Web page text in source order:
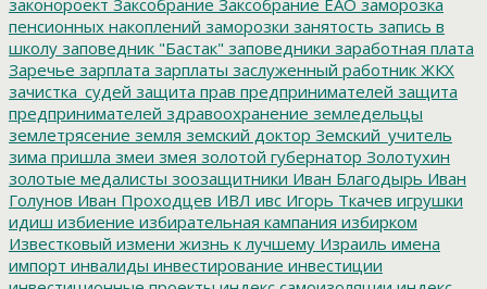
пенсионных накоплений заморозки занятость запись в
школу заповедник "Бастак" заповедники заработная плата
Заречье зарплата зарплаты заслуженный работник ЖКХ
зачистка_судей защита прав предпринимателей защита
предпринимателей здравоохранение земледельцы
землетрясение земля земский доктор Земский_учитель
зима пришла змеи змея золотой губернатор Золотухин
золотые медалисты зоозащитники Иван Благодырь Иван
Голунов Иван Проходцев ИВЛ ивс Игорь Ткачев игрушки
идиш избиение избирательная кампания избирком
Известковый измени жизнь к лучшему Израиль имена
импорт инвалиды инвестирование инвестиции